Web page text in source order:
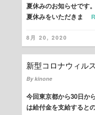
夏休みのお知らせです
夏休みをいただきま
8月 20, 2020
新型コロナウィル
Bykinone
今回東京都から30日か
は給付金を支給すると